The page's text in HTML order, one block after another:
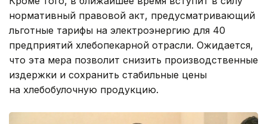
нормативный правовой акт, предусматривающий
льготные тарифы на электроэнергию для 40
предприятий хлебопекарной отрасли. Ожидается,
что эта мера позволит снизить производственные
издержки и сохранить стабильные цены
на хлебобулочную продукцию.